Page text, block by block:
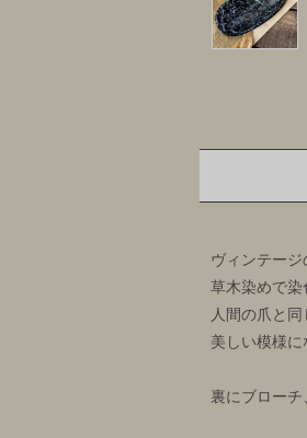
ヴィンテージ
草木染めで染
人間の爪と
美しい模様に
裏にブローチ